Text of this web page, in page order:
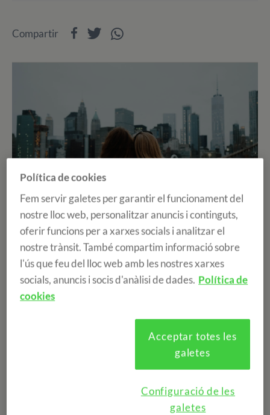
Ja ens acostem al final del 2024, és aquesta època en
què comencem a fer recompte del que ens ha succeït
durant l'any i comencem a visualitzar el 2025 i quins
projectes vam realitzar.
Però no tots estem acabant una etapa, els nostres
alumnes de trimestre i any acadèmic acaben de
començar la seva aventura a l'estranger!
Compartir
Política de cookies
Fem servir galetes per garantir el funcionament del
nostre lloc web, personalitzar anuncis i continguts,
oferir funcions per a xarxes socials i analitzar el
nostre trànsit. També compartim informació sobre
l'ús que feu del lloc web amb les nostres xarxes
socials, anuncis i socis d'anàlisi de dades. Política de
cookies
Acceptar totes les
galetes
Configuració de les
galetes